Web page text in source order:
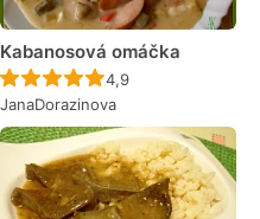
Kabanosová omáčka
Recept ještě nebyl
4,9
JanaDorazinova